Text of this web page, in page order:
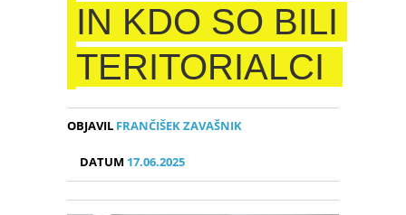
IN KDO SO BILI
TERITORIALCI
OBJAVIL FRANČIŠEK ZAVAŠNIK
DATUM 17.06.2025